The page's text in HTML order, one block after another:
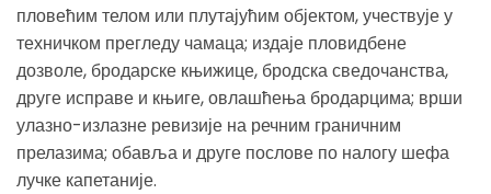
пловећим телом или плутајућим објектом, учествује у
техничком прегледу чамаца; издаје пловидбене
дозволе, бродарске књижице, бродска сведочанства,
друге исправе и књиге, овлашћења бродарцима; врши
улазно-излазне ревизије на речним граничним
прелазима; обавља и друге послове по налогу шефа
лучке капетаније.